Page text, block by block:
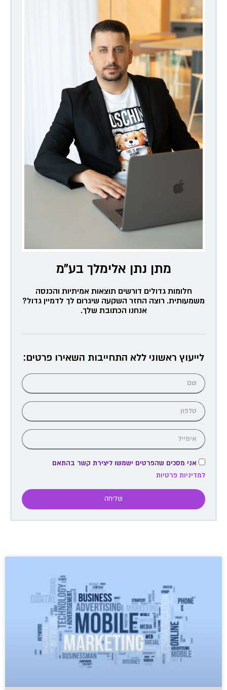
מתן נתן אלימלך בע״מ
חלומות גדולים דורשים תוצאות אמיתיות והכנסה
משמעותית. רוצה החזר השקעה שיגרום לך לדמיין גדול?
אנחנו הכתובת שלך.
לייעוץ ראשוני ללא התחייבות השאירו פרטים:
אני מסכים שהפרטים ישמשו ליצירת קשר בהתאם
למדיניות פרטיות
שליחה